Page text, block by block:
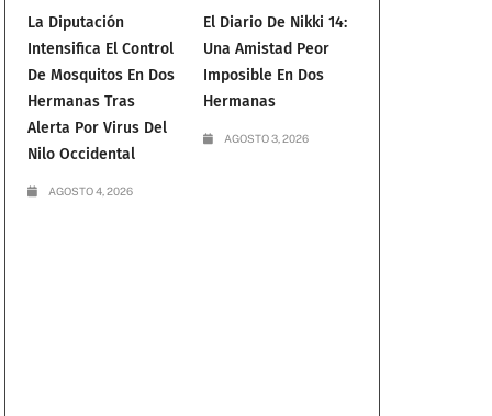
La Diputación
Intensifica El Control
De Mosquitos En Dos
Hermanas Tras
Alerta Por Virus Del
Nilo Occidental
AGOSTO 4, 2026
El Diario De Nikki 14:
Una Amistad Peor
Imposible En Dos
Hermanas
AGOSTO 3, 2026